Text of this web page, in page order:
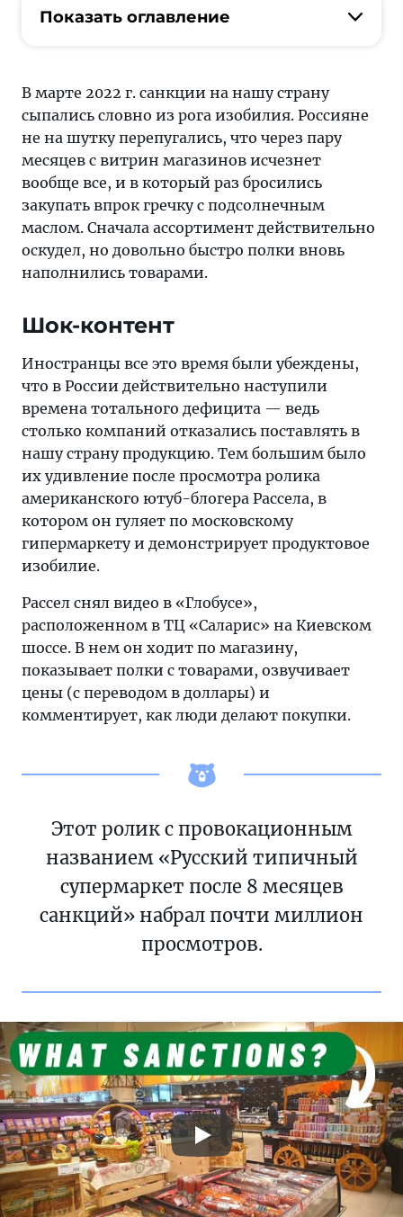
это
действительно
наступили
времена
дефицита —
компаний
поставлять
в
нашу
страну
продукцию
Показать оглавление
В марте 2022 г. санкции на нашу страну
сыпались словно из рога изобилия. Россияне
не на шутку перепугались, что через пару
месяцев с витрин магазинов исчезнет
вообще все, и в который раз бросились
закупать впрок гречку с подсолнечным
маслом. Сначала ассортимент действительно
оскудел, но довольно быстро полки вновь
наполнились товарами.
Шок-контент
Иностранцы все это время были убеждены,
что в России действительно наступили
времена тотального дефицита — ведь
столько компаний отказались поставлять в
нашу страну продукцию. Тем большим было
их удивление после просмотра ролика
американского ютуб-блогера Рассела, в
котором он гуляет по московскому
гипермаркету и демонстрирует продуктовое
изобилие.
Рассел снял видео в «Глобусе»,
расположенном в ТЦ «Саларис» на Киевском
шоссе. В нем он ходит по магазину,
показывает полки с товарами, озвучивает
цены (с переводом в доллары) и
комментирует, как люди делают покупки.
Этот ролик с провокационным
названием «Русский типичный
супермаркет после 8 месяцев
санкций» набрал почти миллион
просмотров.